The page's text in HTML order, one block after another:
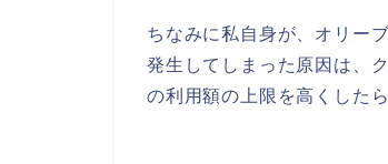
ちなみに私自身が、オリー
発生してしまった原因は、
の利用額の上限を高くした